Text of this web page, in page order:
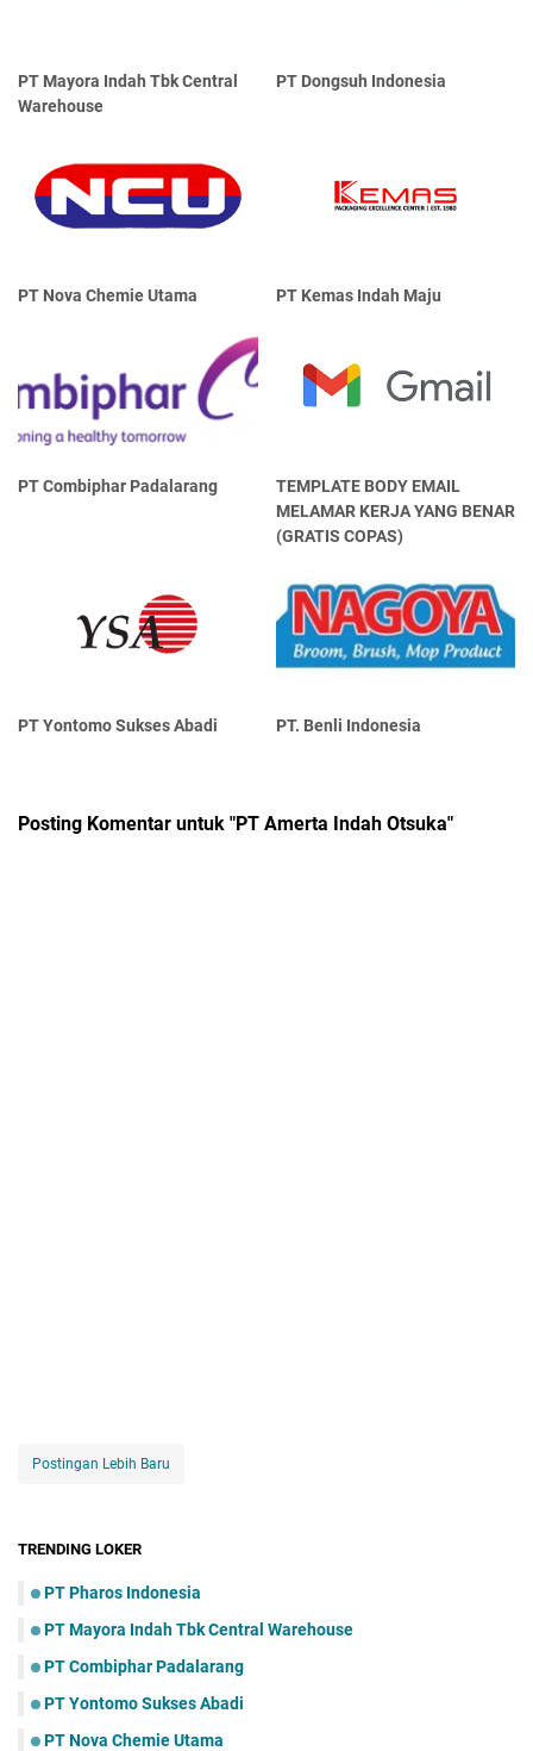
PT Mayora Indаh Tbk Central
Warehouse
PT Dongsuh Indonesia
PT Nova Chemie Utama PT Kemas Indah Maju
PT Combiphar Padalarang
TEMPLATE BODY EMAIL
MELAMAR KERJA YANG BENAR
(GRATIS COPAS)
PT Yontomo Sukses Abadi PT. Benli Indonesia
Posting Komentar untuk "PT Amerta Indah Otsuka"
Postingan Lebih Baru
TRENDING LOKER
PT Pharos Indonesia
PT Mayora Indаh Tbk Central Warehouse
PT Combiphar Padalarang
PT Yontomo Sukses Abadi
PT Nova Chemie Utama